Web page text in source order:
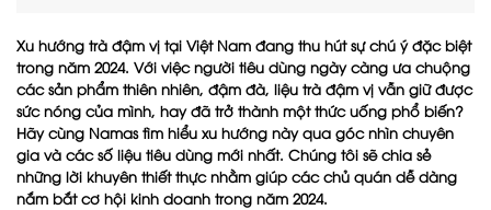
Xu hướng trà đậm vị tại Việt Nam đang thu hút sự chú ý đặc biệt
trong năm 2024. Với việc người tiêu dùng ngày càng ưa chuộng
các sản phẩm thiên nhiên, đậm đà, liệu trà đậm vị vẫn giữ được
sức nóng của mình, hay đã trở thành một thức uống phổ biến?
Hãy cùng Namas tìm hiểu xu hướng này qua góc nhìn chuyên
gia và các số liệu tiêu dùng mới nhất. Chúng tôi sẽ chia sẻ
những lời khuyên thiết thực nhằm giúp các chủ quán dễ dàng
nắm bắt cơ hội kinh doanh trong năm 2024.